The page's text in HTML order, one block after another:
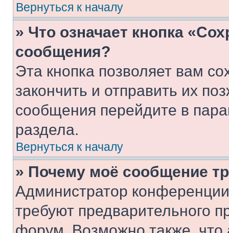
Вернуться к началу
» Что означает кнопка
сообщения?
Эта кнопка позволяет вам
закончить и отправить их
сообщения перейдите в
раздела.
Вернуться к началу
» Почему моё сообщение
Администратор
требуют предварительного